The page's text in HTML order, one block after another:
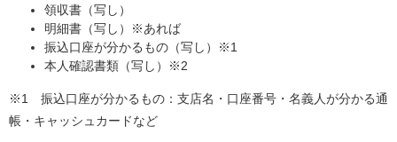
領収書（写し）
明細書（写し）※あれば
振込口座が分かるもの（写し）※1
本人確認書類（写し）※2
※1 振込口座が分かるもの：支店名・口座番号・名義人が分かる通
帳・キャッシュカードなど